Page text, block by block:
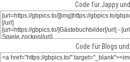
Code für Jappy und
Code für Blogs und